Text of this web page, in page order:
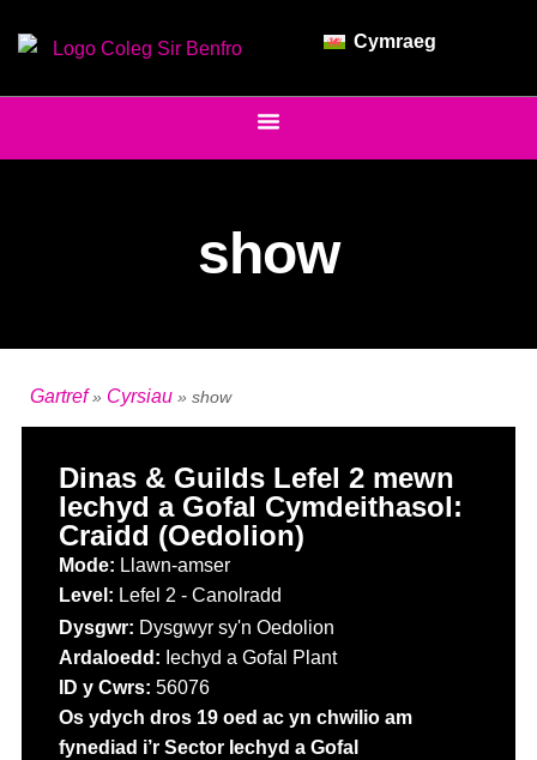
Cymraeg
show
Gartref» Cyrsiau » show
Dinas & Guilds Lefel 2 mewn
Iechyd a Gofal Cymdeithasol:
Craidd (Oedolion)
Mode: Llawn-amser
Level: Lefel 2 - Canolradd
Dysgwr: Dysgwyr sy'n Oedolion
Ardaloedd: Iechyd a Gofal Plant
ID y Cwrs: 56076
Os ydych dros 19 oed ac yn chwilio am
fynediad i’r Sector Iechyd a Gofal